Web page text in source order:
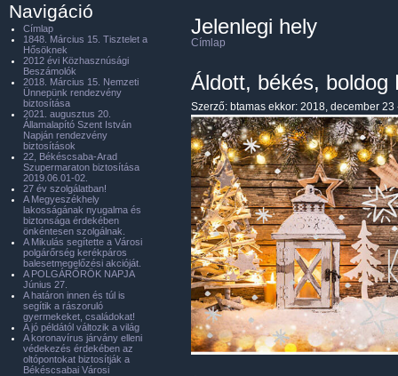
Jelenlegi hely
Címlap
Áldott, békés, boldog
Szerző: btamas ekkor: 2018, december 23
Navigáció
Címlap
1848. Március 15. Tisztelet a
Hősöknek
2012 évi Közhasznúsági
Beszámolók
2018. Március 15. Nemzeti
Ünnepünk rendezvény
biztosítása
2021. augusztus 20.
Államalapító Szent István
Napján rendezvény
biztosítások
22, Békéscsaba-Arad
Szupermaraton biztosítása
2019.06.01-02.
27 év szolgálatban!
A Megyeszékhely
lakosságának nyugalma és
biztonsága érdekében
önkéntesen szolgálnak.
A Mikulás segítette a Városi
polgárőrség kerékpáros
balesetmegelőzési akcióját.
A POLGÁRŐRÖK NAPJA
Június 27.
A határon innen és túl is
segítik a rászoruló
gyermekeket, családokat!
A jó példától változik a világ
A koronavírus járvány elleni
védekezés érdekében az
oltópontokat biztosítják a
Békéscsabai Városi